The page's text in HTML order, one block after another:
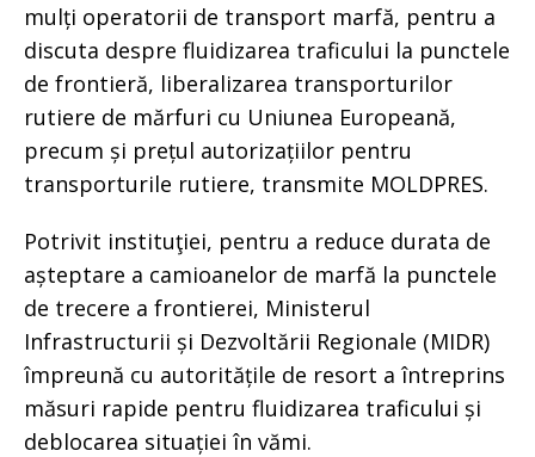
mulți operatorii de transport marfă, pentru a
discuta despre fluidizarea traficului la punctele
de frontieră, liberalizarea transporturilor
rutiere de mărfuri cu Uniunea Europeană,
precum și prețul autorizațiilor pentru
transporturile rutiere, transmite MOLDPRES.
Potrivit instituţiei, pentru a reduce durata de
așteptare a camioanelor de marfă la punctele
de trecere a frontierei, Ministerul
Infrastructurii și Dezvoltării Regionale (MIDR)
împreună cu autoritățile de resort a întreprins
măsuri rapide pentru fluidizarea traficului și
deblocarea situației în vămi.